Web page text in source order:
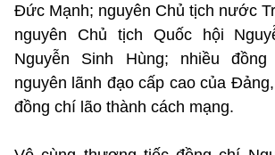
Đức Mạnh; nguyên Chủ tịch nước
nguyên Chủ tịch Quốc hội
Nguyễn Sinh Hùng; nhiều
nguyên lãnh đạo cấp cao của
đồng chí lão thành cách mạng.